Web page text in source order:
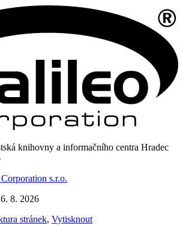
knihovny a informačního centra Hradec
s.r.o.
8. 2026
stránek, Vytisknout